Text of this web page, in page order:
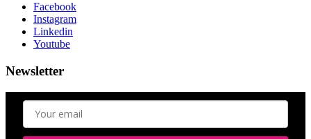
Facebook
Instagram
Linkedin
Youtube
Newsletter